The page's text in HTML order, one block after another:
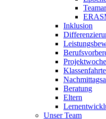
Inklusion
Beratung
Eltern
Unser Team